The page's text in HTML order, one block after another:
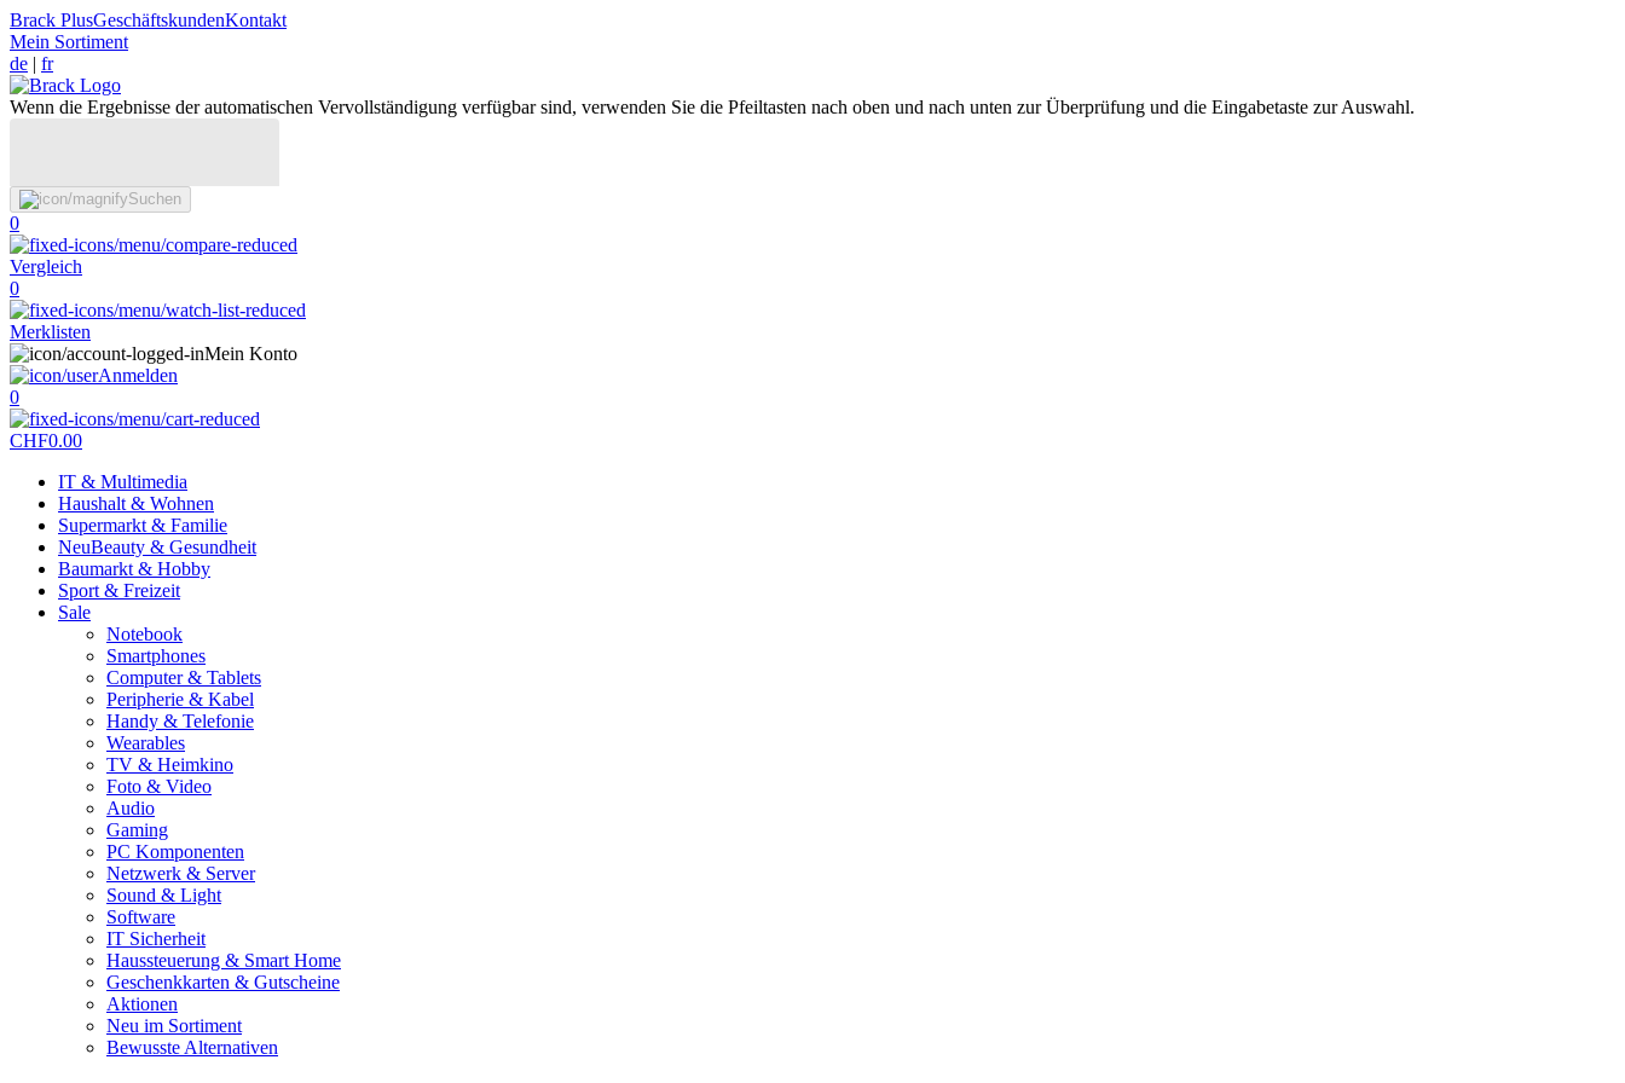
Brack PlusGeschäftskundenKontakt
Mein Sortiment
de | fr
Wenn die Ergebnisse der automatischen Vervollständigung verfügbar sind, verwenden Sie die Pfeiltasten nach oben und nach unten zur Überprüfung und die Eingabetaste zur Auswahl.
Suchen
0
Vergleich
0
Merklisten
Mein Konto
Anmelden
0
CHF0.00
IT & Multimedia
Haushalt & Wohnen
Supermarkt & Familie
NeuBeauty & Gesundheit
Baumarkt & Hobby
Sport & Freizeit
Sale
Notebook
Smartphones
Computer & Tablets
Peripherie & Kabel
Handy & Telefonie
Wearables
TV & Heimkino
Foto & Video
Audio
Gaming
PC Komponenten
Netzwerk & Server
Sound & Light
Software
IT Sicherheit
Haussteuerung & Smart Home
Geschenkkarten & Gutscheine
Aktionen
Neu im Sortiment
Bewusste Alternativen